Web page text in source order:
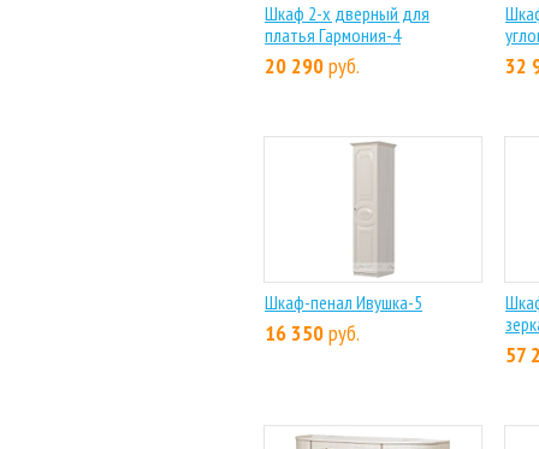
Шкаф 2-х дверный для
платья Гармония-4
20 290руб. 32
Шкаф-пенал Ивушка-5
16 350руб.
57